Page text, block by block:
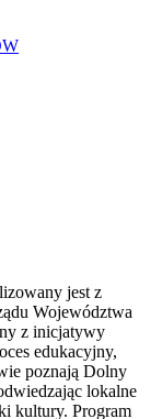
jest z
Województwa
z inicjatywy
edukacyjny,
poznają Dolny
lokalne
kultury. Program